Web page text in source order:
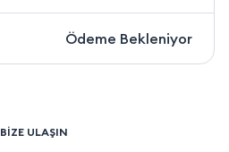
Ödeme Bekleniyor
BİZE ULAŞIN